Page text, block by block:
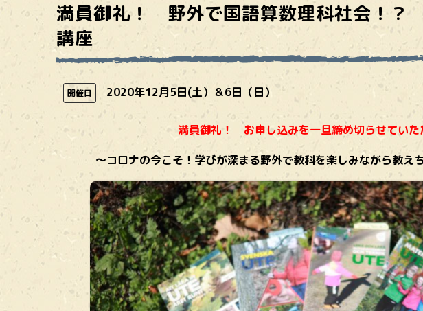
満員御礼！ 野外で国語算数理科社会！？
講座
開催日 2020年12月5日(土）＆6日（日）
満員御礼！ お申し込みを一旦締め切らせていた
〜コロナの今こそ！学びが深まる野外で教科を楽しみながら教え